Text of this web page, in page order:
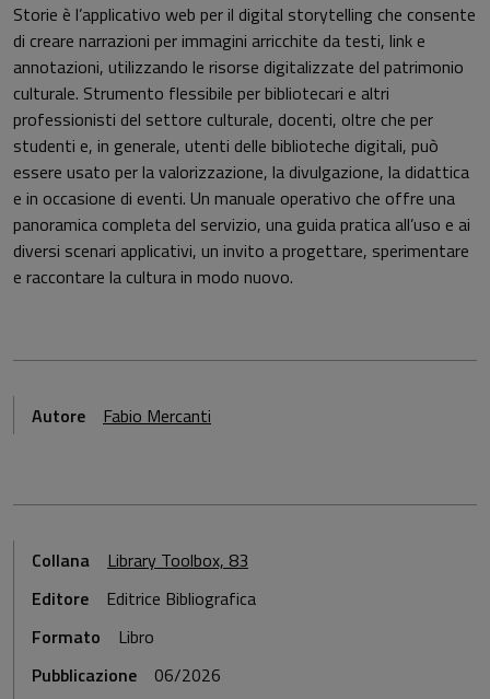
Storie è l’applicativo web per il digital storytelling che consente
di creare narrazioni per immagini arricchite da testi, link e
annotazioni, utilizzando le risorse digitalizzate del patrimonio
culturale. Strumento flessibile per bibliotecari e altri
professionisti del settore culturale, docenti, oltre che per
studenti e, in generale, utenti delle biblioteche digitali, può
essere usato per la valorizzazione, la divulgazione, la didattica
e in occasione di eventi. Un manuale operativo che offre una
panoramica completa del servizio, una guida pratica all’uso e ai
diversi scenari applicativi, un invito a progettare, sperimentare
e raccontare la cultura in modo nuovo.
Autore Fabio Mercanti
Collana
Library Toolbox, 83
Editore
Editrice Bibliografica
Formato
Libro
Pubblicazione
06/2026